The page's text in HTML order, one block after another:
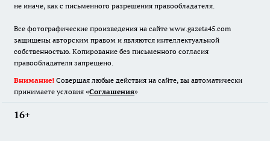
не иначе, как с письменного разрешения правообладателя.
Все фотографические произведения на сайте www.gazeta45.com
защищены авторским правом и являются интеллектуальной
собственностью. Копирование без письменного согласия
правообладателя запрещено.
Внимание! Совершая любые действия на сайте, вы автоматически
принимаете условия «Cоглашения»
16+